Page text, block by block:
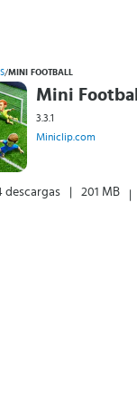
/MINI FOOTBALL
Mini Football
3.3.1
Miniclip.com
descargas 201 MB